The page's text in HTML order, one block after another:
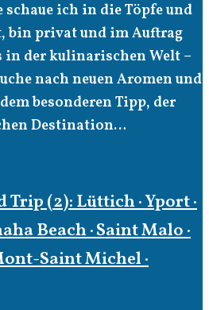
schaue ich in die Töpfe und
bin privat und im Auftrag
in der kulinarischen Welt –
nach neuen Aromen und
besonderen Tipp, der
Destination…
(2): Lüttich · Yport ·
Beach · Saint Malo ·
Saint Michel ·